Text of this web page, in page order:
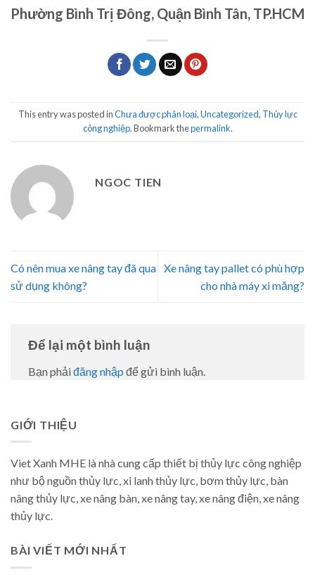
Phường Bình Trị Đông, Quận Bình Tân, TP.HCM
This entry was posted inChưa được phân loại,Uncategorized, Thủy lực
công nghiệp. Bookmark thepermalink.
NGOC TIEN
Có nên mua xe nâng tay đã qua
sử dụng không?
Xe nâng tay pallet có phù hợp
cho nhà máy xi măng?
Để lại một bình luận
Bạn phải đăng nhập để gửi bình luận.
GIỚI THIỆU
Viet Xanh MHE là nhà cung cấp thiết bị thủy lực công nghiệp
như bộ nguồn thủy lực, xi lanh thủy lực, bơm thủy lực, bàn
nâng thủy lực, xe nâng bàn, xe nâng tay, xe nâng điện, xe nâng
thủy lực.
BÀI VIẾT MỚI NHẤT